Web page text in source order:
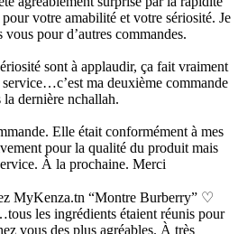
votre amabilité et votre sériosité. Je
vous pour d’autres commandes.
sont à applaudir, ça fait vraiment
ma deuxième commande
la dernière nchallah.
Elle était conformément à mes
pour la qualité du produit mais
À la prochaine. Merci
MyKenza.tn “Montre Burberry” ♡
les ingrédients étaient réunis pour
vous des plus agréables. À très